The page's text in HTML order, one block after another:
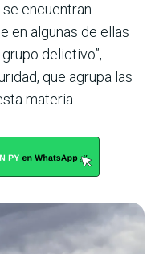
encuentran
en algunas de ellas
delictivo”,
que agrupa las
materia.